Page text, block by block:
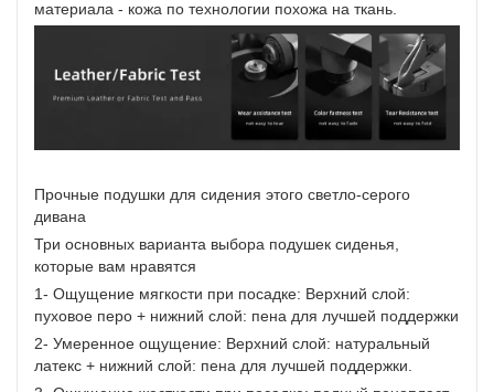
материала - кожа по технологии похожа на ткань.
Прочные подушки для сидения этого светло-серого
дивана
Три основных варианта выбора подушек сиденья,
которые вам нравятся
1- Ощущение мягкости при посадке: Верхний слой:
пуховое перо + нижний слой: пена для лучшей поддержки
2- Умеренное ощущение: Верхний слой: натуральный
латекс + нижний слой: пена для лучшей поддержки.